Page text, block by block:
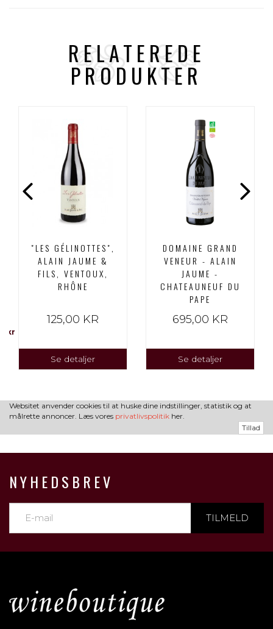
RELATEREDE
PRODUKTER
kr
"LES GÉLINOTTES",
ALAIN JAUME &
FILS, VENTOUX,
RHÔNE
125,00 KR
Se detaljer
DOMAINE GRAND
VENEUR - ALAIN
JAUME -
CHATEAUNEUF DU
PAPE
695,00 KR
Se detaljer
Websitet anvender cookies til at huske dine indstillinger, statistik og at
målrette annoncer. Læs vores privatlivspolitik her.
Tillad
NYHEDSBREV
TILMELD